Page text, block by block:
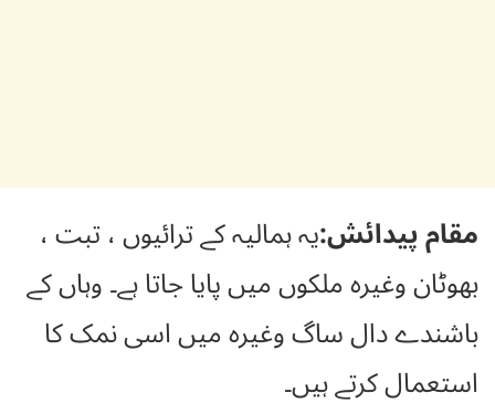
مقام پیدائش:یہ ہمالیہ کے ترائیوں ، تبت ،
بھوٹان وغیرہ ملکوں میں پایا جاتا ہے۔ وہاں کے
باشندے دال ساگ وغیرہ میں اسی نمک کا
استعمال کرتے ہیں۔